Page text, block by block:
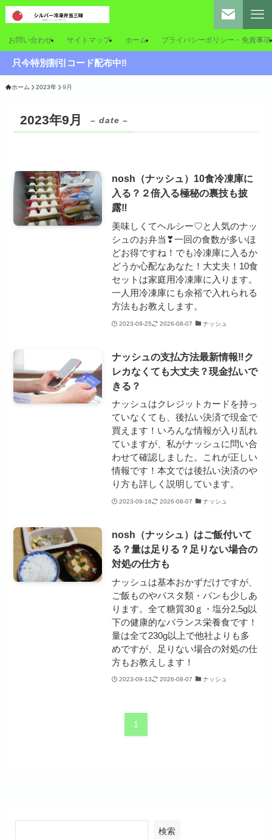
お問い合わせ サイトマップ ホーム プライバシーポリシー・免責事項
今特別割引コード配布中‼
ホーム 2023年 9月
2023年9月 – date –
nosh（ナッシュ）10食冷凍庫に
入る？２倍入る極秘の裏技も披
露‼
美味しくてヘルシー♡と人気のナッ
シュのお弁当❣一回の食数が多いほ
どお得ですね！でも冷凍庫に入るか
どうか心配なあなた！大丈夫！10食
セットは家庭用冷凍庫に入ります。
一人用冷凍庫にも余裕で入れられる
方法もお教えします。
2023-09-25 2026-08-07 ナッシュ
ナッシュの支払方法最新情報‼ク
レカなくても大丈夫？現金払いで
きる？
ナッシュはクレジットカードを持っ
ていなくても、後払い決済で現金で
買えます！いろんな情報が入り乱れ
ていますが、私がナッシュに問い合
わせて確認しました。これが正しい
情報です！本文では後払い決済のや
り方も詳しく説明しています。
2023-09-16 2026-08-07 ナッシュ
nosh（ナッシュ）はご飯付いて
る？量は足りる？足りない場合の
対処の仕方も
ナッシュは基本おかずだけですが、
ご飯ものやパスタ類・パンも少しあ
ります。全て糖質30ｇ・塩分2,5g以
下の健康的なバランス栄養食です！
量は全て230g以上で他社よりも多
めですが、足りない場合の対処の仕
方もお教えします！
2023-09-13 2026-08-07 ナッシュ
1
検索